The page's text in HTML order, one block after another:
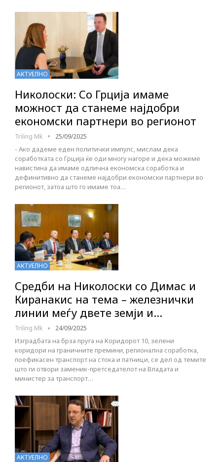
АКТУЕЛНО
Николоски: Со Грција имаме
можност да станеме најдобри
економски партнери во регионот
Triling Mk 25/09/2025
- Ако дадеме еден политички импулс, мислам дека
соработката со Грција ќе оди многу нагоре и дека можеме
навистина да имаме одлична економска соработка и
дефинитивно да станеме најдобри економски партнери во
регионот, затоа што го имаме тоа…
АКТУЕЛНО
Средби на Николоски со Димас и
Киранакис на тема – железнички
линии меѓу двете земји и…
Triling Mk 24/09/2025
Изградбата на брза пруга на Коридорот 10, зелени
коридори на граничните премини, регионална соработка,
поефикасен транспорт на стока и патници, се дел од темите
што ги отвори заменик-претседателот на Владата и
министер за транспорт…
АКТУЕЛНО